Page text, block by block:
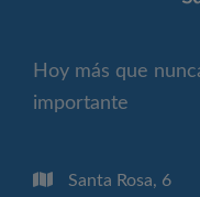
Hoy más que
importante
Santa Rosa, 6